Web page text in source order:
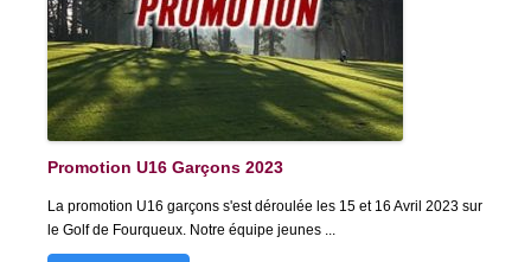
Promotion U16 Garçons 2023
La promotion U16 garçons s'est déroulée les 15 et 16 Avril 2023 sur
le Golf de Fourqueux. Notre équipe jeunes ...